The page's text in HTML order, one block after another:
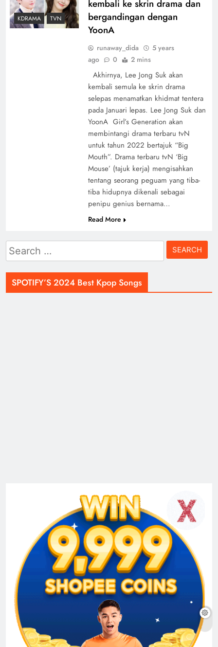
KDRAMA TVN
kembali ke skrin drama dan
bergandingan dengan
YoonA
runaway_dida
5 years
ago
0 2 mins
Akhirnya, Lee Jong Suk akan
kembali semula ke skrin drama
selepas menamatkan khidmat tentera
pada Januari lepas. Lee Jong Suk dan
YoonA Girl’s Generation akan
membintangi drama terbaru tvN
untuk tahun 2022 bertajuk “Big
Mouth”. Drama terbaru tvN ‘Big
Mouse’ (tajuk kerja) mengisahkan
tentang seorang peguam yang tiba-
tiba hidupnya dikenali sebagai
penipu genius bernama…
Read More
Search
for:
SPOTIFY’S 2024 Best Kpop Songs